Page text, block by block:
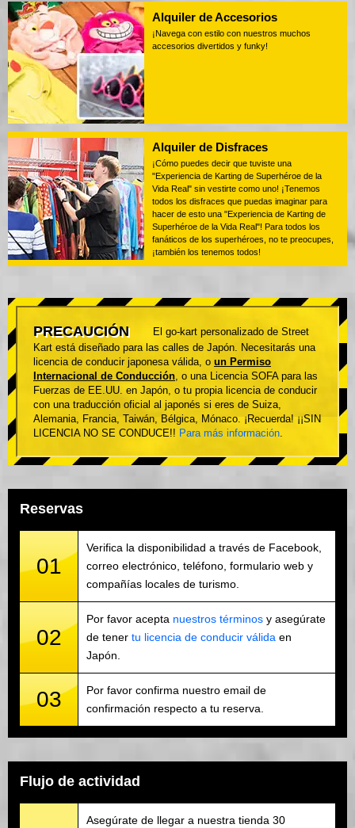
Alquiler de Accesorios
¡Navega con estilo con nuestros muchos
accesorios divertidos y funky!
Alquiler de Disfraces
¡Cómo puedes decir que tuviste una
"Experiencia de Karting de Superhéroe de la
Vida Real" sin vestirte como uno! ¡Tenemos
todos los disfraces que puedas imaginar para
hacer de esto una "Experiencia de Karting de
Superhéroe de la Vida Real"! Para todos los
fanáticos de los superhéroes, no te preocupes,
¡también los tenemos todos!
PRECAUCIÓN
El go-kart personalizado de Street
Kart está diseñado para las calles de Japón. Necesitarás una
licencia de conducir japonesa válida, o un Permiso
Internacional de Conducción, o una Licencia SOFA para las
Fuerzas de EE.UU. en Japón, o tu propia licencia de conducir
con una traducción oficial al japonés si eres de Suiza,
Alemania, Francia, Taiwán, Bélgica, Mónaco. ¡Recuerda! ¡¡SIN
LICENCIA NO SE CONDUCE!! Para más información.
Reservas
01
Verifica la disponibilidad a través de Facebook,
correo electrónico, teléfono, formulario web y
compañías locales de turismo.
02
Por favor acepta nuestros términos y asegúrate
de tener tu licencia de conducir válida en
Japón.
03
Por favor confirma nuestro email de
confirmación respecto a tu reserva.
Flujo de actividad
Asegúrate de llegar a nuestra tienda 30